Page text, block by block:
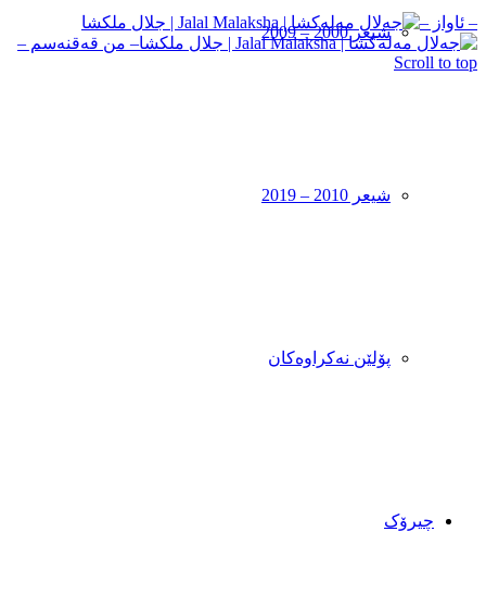
شیعر 2000 – 2009
شیعر 2010 – 2019
پۆلێن نەکراوەکان
چیرۆک
– ئاواز –
– من قه‌قنه‌سم –
Scroll to top